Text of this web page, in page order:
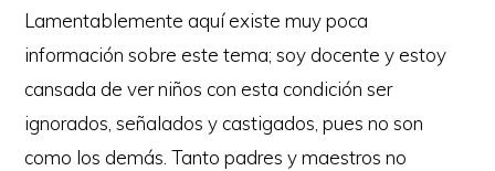
Lamentablemente aquí existe muy poca
información sobre este tema; soy docente y estoy
cansada de ver niños con esta condición ser
ignorados, señalados y castigados, pues no son
como los demás. Tanto padres y maestros no